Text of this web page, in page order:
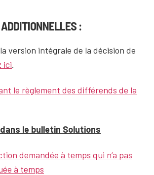
:
version intégrale de la décision de
ici.
le règlement des différends de la
le bulletin Solutions
demandée à temps qui n’a pas
à temps